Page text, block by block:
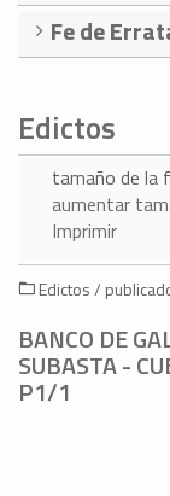
Fe de
Edictos
tamaño de la
aumentar
Imprimir
Edictos /
BANCO DE
SUBASTA -
P1/1